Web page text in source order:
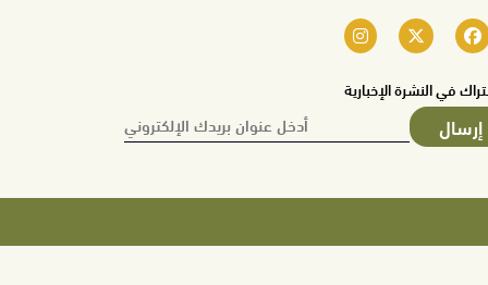
في النشرة الإخبارية